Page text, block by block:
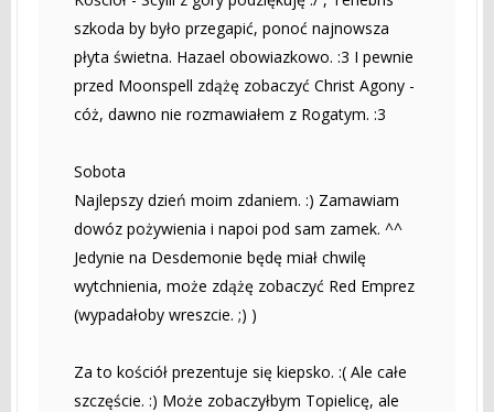
szkoda by było przegapić, ponoć najnowsza
płyta świetna. Hazael obowiazkowo. :3 I pewnie
przed Moonspell zdążę zobaczyć Christ Agony -
cóż, dawno nie rozmawiałem z Rogatym. :3
Sobota
Najlepszy dzień moim zdaniem. :) Zamawiam
dowóz pożywienia i napoi pod sam zamek. ^^
Jedynie na Desdemonie będę miał chwilę
wytchnienia, może zdążę zobaczyć Red Emprez
(wypadałoby wreszcie. ;) )
Za to kościół prezentuje się kiepsko. :( Ale całe
szczęście. :) Może zobaczyłbym Topielicę, ale